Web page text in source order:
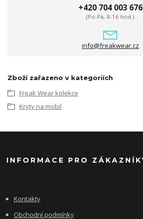
+420 704 003 676
(Po-Pá, 8-16 hod.)
info@freakwear.cz
Zboží zařazeno v kategoriích
Freak Wear kolekce
Kryty na mobil
INFORMACE PRO
Kontakty
Obchodní podmínky